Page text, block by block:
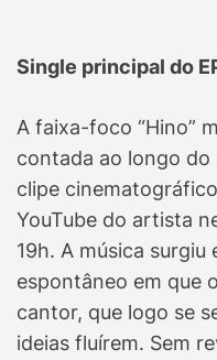
Single principal do
A faixa-foco “Hino”
contada ao longo do
clipe
YouTube do artista
19h. A música surgiu
espontâneo em que
cantor, que logo se
ideias fluírem. Sem